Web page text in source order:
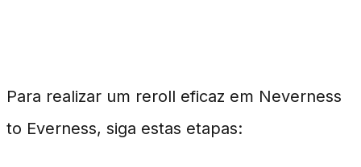
Para realizar um reroll eficaz em Neverness
to Everness, siga estas etapas: